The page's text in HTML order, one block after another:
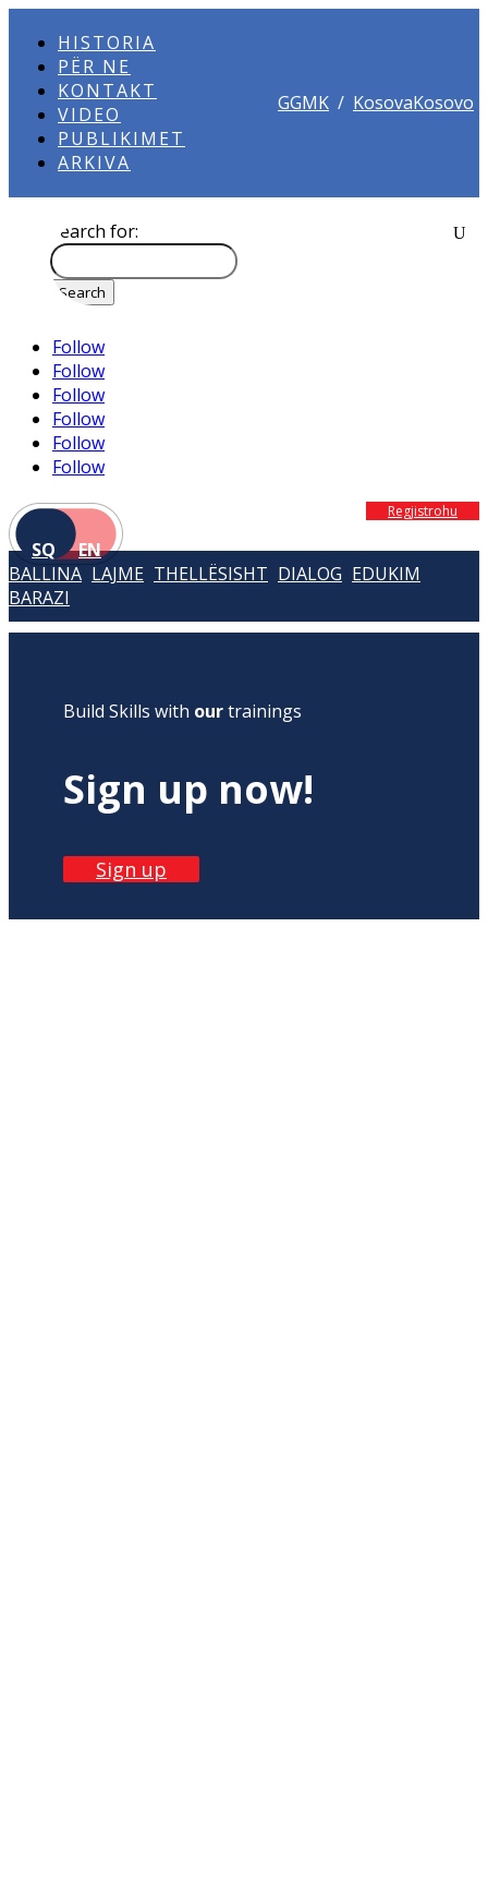
HISTORIA
PËR NE
KONTAKT
VIDEO
PUBLIKIMET
ARKIVA
GGMK / KosovaKosovo
Search for:
Follow
Follow
Follow
Follow
Follow
Follow
SQ EN
Regjistrohu
BALLINA LAJME THELLËSISHT DIALOG EDUKIM
BARAZI
Build Skills with ourtrainings
Sign up now!
Sign up